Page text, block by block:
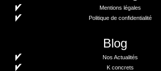
Mentions légales
Politique de confidentialité
Blog
Nos Actualités
K concrets